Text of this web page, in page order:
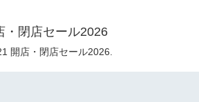
・閉店セール2026
開店・閉店セール2026.